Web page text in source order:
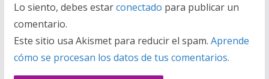
Lo siento, debes estarconectado para publicar un
comentario.
Este sitio usa Akismet para reducir el spam. Aprende
cómo se procesan los datos de tus comentarios.